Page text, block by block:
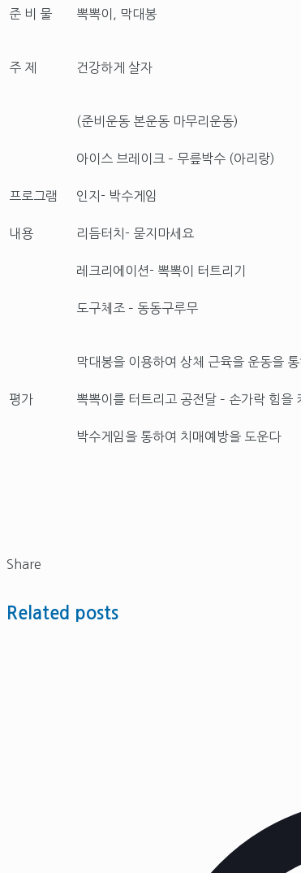
준 비 물 뽁뽁이, 막대봉
주 제 건강하게 살자
프로그램
내용
(준비운동 본운동 마무리운동)
아이스 브레이크 – 무릎박수 (아리랑)
인지- 박수게임
리듬터치- 묻지마세요
레크리에이션- 뽁뽁이 터트리기
도구체조 – 동동구루무
평가
막대봉을 이용하여 상체 근육을 운동을
뽁뽁이를 터트리고 공전달 – 손가락 힘
박수게임을 통하여 치매예방을 도운다
Share
Related posts